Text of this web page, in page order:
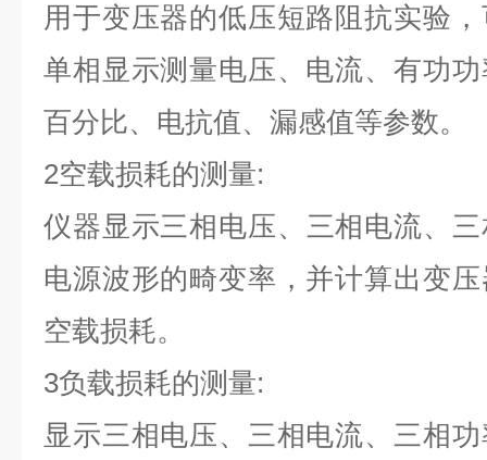
用于变压器的低压短路阻抗实验
单相显示测量电压、电流、有功
百分比、电抗值、漏感值等参数。
2空载损耗的测量:
仪器显示三相电压、三相电流、
电源波形的畸变率，并计算出变
空载损耗。
3负载损耗的测量:
显示三相电压、三相电流、三相